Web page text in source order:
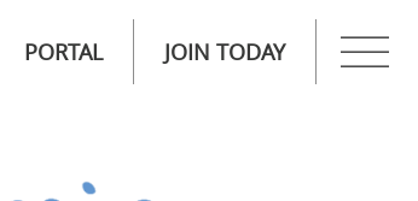
PORTAL JOIN TODAY